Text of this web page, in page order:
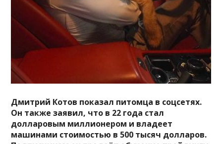
Дмитрий Котов показал питомца в соцсетях.
Он также заявил, что в 22 года стал
долларовым миллионером и владеет
машинами стоимостью в 500 тысяч долларов.